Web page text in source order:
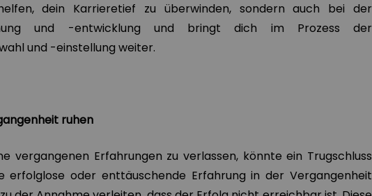
dein Karrieretief zu überwinden, sondern auch bei der
und -entwicklung und bringt dich im Prozess der
und -einstellung weiter.
ruhen
vergangenen Erfahrungen zu verlassen, könnte ein Trugschluss
erfolglose oder enttäuschende Erfahrung in der Vergangenheit